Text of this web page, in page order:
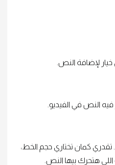
خيار لإضافة النص.
فيه النص في الفيديو.
تقدري كمان تختاري حجم الخط،
اللي هتحرك بيها النص.